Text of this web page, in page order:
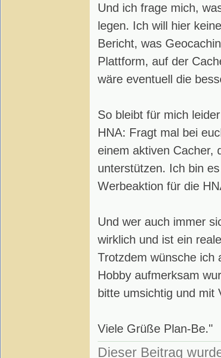
Und ich frage mich,
legen. Ich will hier
Bericht, was
Plattform, auf der
wäre eventuell die
So bleibt für mich
HNA: Fragt mal bei
einem aktiven Cacher,
unterstützen. Ich bin
Werbeaktion für die
Und wer auch immer
wirklich und ist ein
Trotzdem wünsche ich
Hobby aufmerksam
bitte umsichtig und mit
Viele Grüße Plan-Be."
Dieser Beitrag